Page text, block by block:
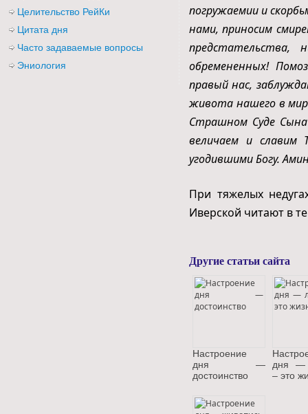
погружаемии и
нами, приносим
обремененных!
правый нас,
живота нашего в
Страшном Суде Сына
величаем и славим
угодившими Богу.
При тяжелых
Иверской читают в
Другие статьи сайта
Настроение
дня —
достоинство
дня —
– это
Целительство РейКи
Цитата дня
Часто задаваемые вопросы
Эниология